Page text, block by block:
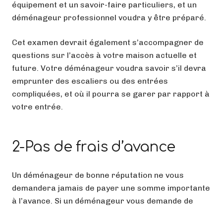
équipement et un savoir-faire particuliers, et un
déménageur professionnel voudra y être préparé.
Cet examen devrait également s’accompagner de
questions sur l’accès à votre maison actuelle et
future. Votre déménageur voudra savoir s’il devra
emprunter des escaliers ou des entrées
compliquées, et où il pourra se garer par rapport à
votre entrée.
2-Pas de frais d’avance
Un déménageur de bonne réputation ne vous
demandera jamais de payer une somme importante
à l’avance. Si un déménageur vous demande de